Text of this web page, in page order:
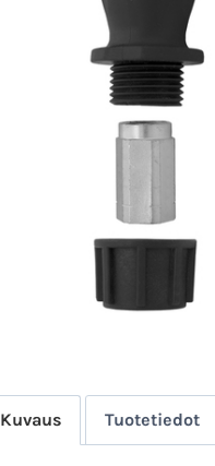
Kuvaus Tuotetiedot